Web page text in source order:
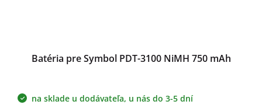
Batéria pre Symbol PDT-3100 NiMH 750 mAh
na sklade u dodávateľa, u nás do 3-5 dní